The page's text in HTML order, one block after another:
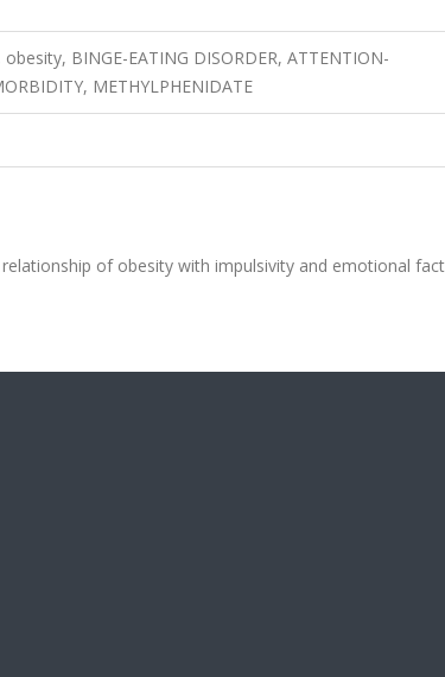
BINGE-EATING DISORDER, ATTENTION-
METHYLPHENIDATE
of obesity with impulsivity and emotional